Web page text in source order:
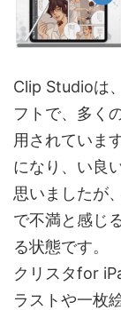
Clip Studioは
フトで、多く
用されていま
になり、い良
思いましたが
で不満と感じ
る状態です。
クリスタfor
ラストや一枚